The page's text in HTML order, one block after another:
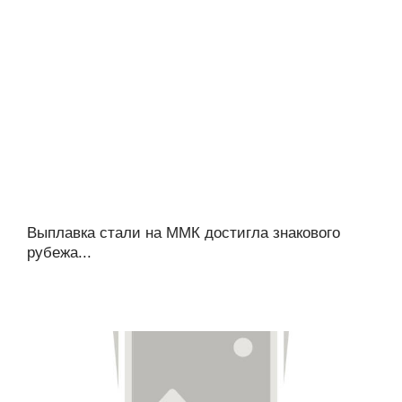
Выплавка стали на ММК достигла знакового
рубежа...